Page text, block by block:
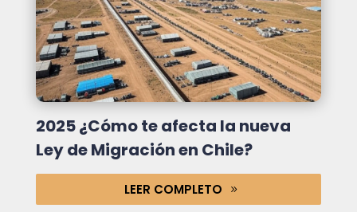
2025 ¿Cómo te afecta la nueva
Ley de Migración en Chile?
LEER COMPLETO